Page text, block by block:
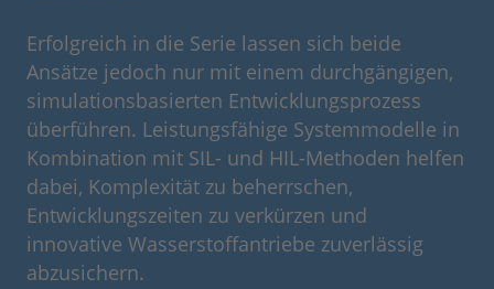
Erfolgreich in die Serie lassen sich beide
Ansätze jedoch nur mit einem durchgängigen,
simulationsbasierten Entwicklungsprozess
überführen. Leistungsfähige Systemmodelle in
Kombination mit SIL- und HIL-Methoden helfen
dabei, Komplexität zu beherrschen,
Entwicklungszeiten zu verkürzen und
innovative Wasserstoffantriebe zuverlässig
abzusichern.